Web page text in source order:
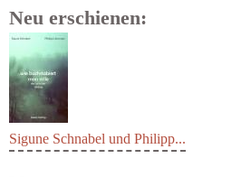
Neu erschienen:
Sigune Schnabel und Philipp...